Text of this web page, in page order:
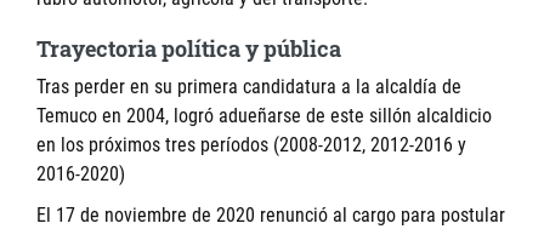
Trayectoria política y pública
Tras perder en su primera candidatura a la alcaldía de
Temuco en 2004, logró adueñarse de este sillón alcaldicio
en los próximos tres períodos (2008-2012, 2012-2016 y
2016-2020)
El 17 de noviembre de 2020 renunció al cargo para postular